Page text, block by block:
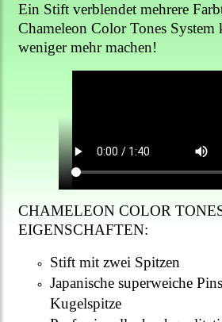
Ein Stift verblendet mehrere
Chameleon Color Tones System
weniger mehr machen!
CHAMELEON COLOR
EIGENSCHAFTEN:
Stift mit zwei Spitzen
Japanische superweiche
Kugelspitze